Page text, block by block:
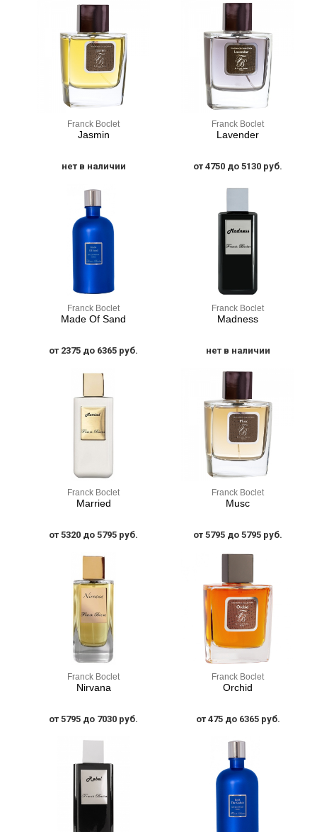
Franck Boclet
Jasmin
нет в наличии
Franck Boclet
Lavender
от 4750 до 5130 руб.
Franck Boclet
Made Of Sand
от 2375 до 6365 руб.
Franck Boclet
Madness
нет в наличии
Franck Boclet
Married
от 5320 до 5795 руб.
Franck Boclet
Musc
от 5795 до 5795 руб.
Franck Boclet
Nirvana
от 5795 до 7030 руб.
Franck Boclet
Orchid
от 475 до 6365 руб.